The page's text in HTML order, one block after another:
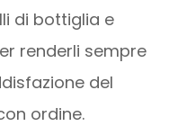
di bottiglia e
renderli sempre
del
ordine.